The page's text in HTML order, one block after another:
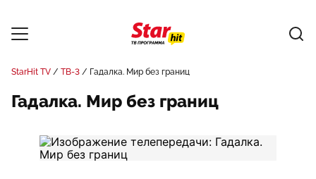
StarHit TV ТВ-3 Гадалка. Мир без границ
Гадалка. Мир без границ